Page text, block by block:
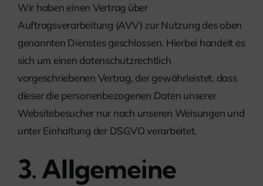
Wir haben einen Vertrag über
Auftragsverarbeitung (AVV) zur Nutzung des oben
genannten Dienstes geschlossen. Hierbei handelt es
sich um einen datenschutzrechtlich
vorgeschriebenen Vertrag, der gewährleistet, dass
dieser die personenbezogenen Daten unserer
Websitebesucher nur nach unseren Weisungen und
unter Einhaltung der DSGVO verarbeitet.
3. Allgemeine